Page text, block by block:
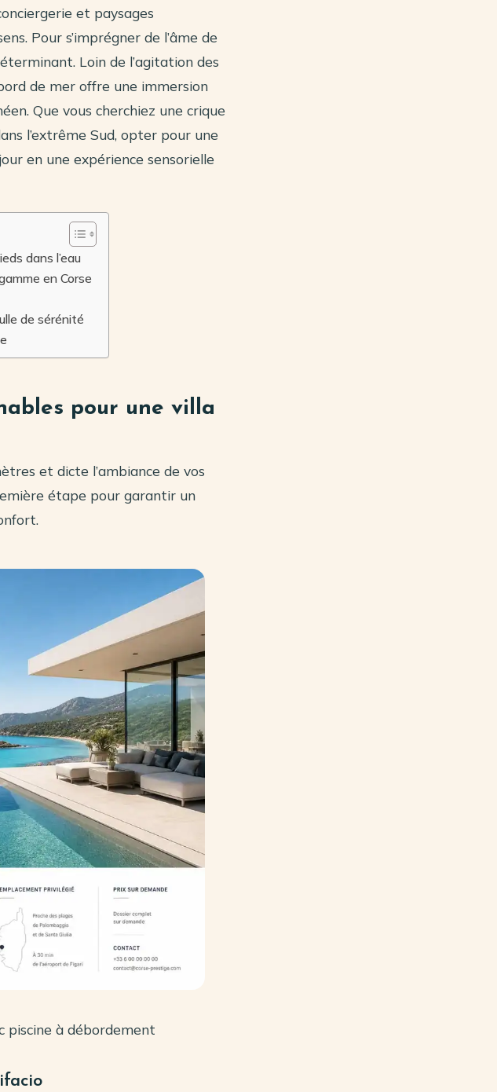
et paysages
Pour s’imprégner de l’âme de
Loin de l’agitation des
de mer offre une immersion
Que vous cherchiez une crique
l’extrême Sud, opter pour une
en une expérience sensorielle
dans l’eau
en Corse
de sérénité
pour une villa
et dicte l’ambiance de vos
étape pour garantir un
piscine à débordement